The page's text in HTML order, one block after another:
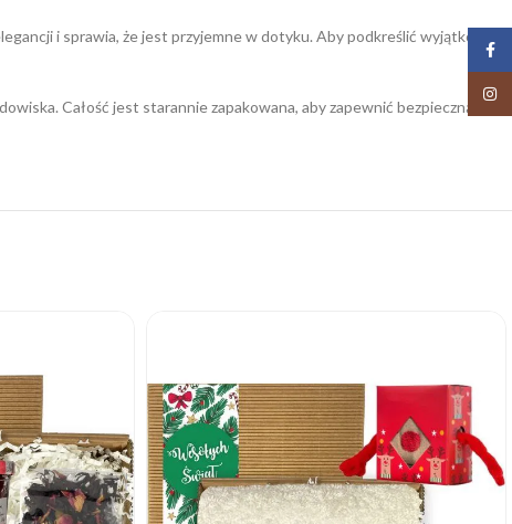
i sprawia, że jest przyjemne w dotyku. Aby podkreślić wyjątkowość
Całość jest starannie zapakowana, aby zapewnić bezpieczną